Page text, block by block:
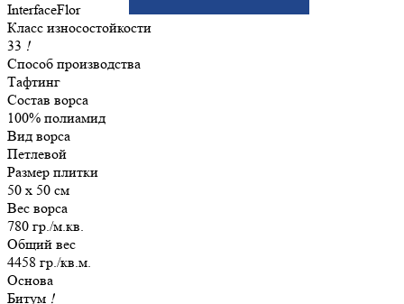
InterfaceFlor
Класс износостойкости
33 !
Способ производства
Тафтинг
Состав ворса
100% полиамид
Вид ворса
Петлевой
Размер плитки
50 х 50 см
Вес ворса
780 гр./м.кв.
Общий вес
4458 гр./кв.м.
Основа
Битум !